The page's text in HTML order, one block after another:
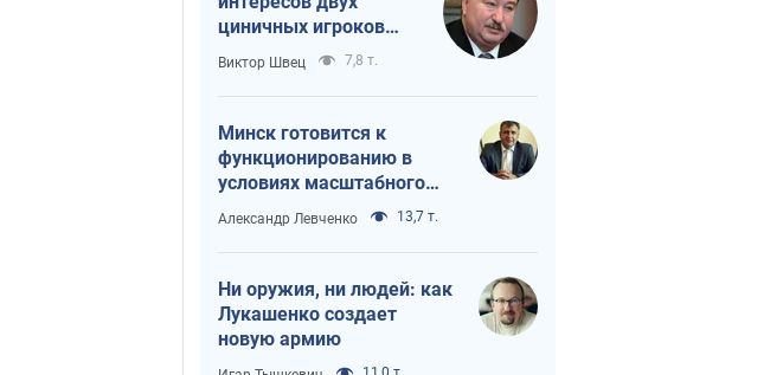
циничных игроков
или тайный план
Трампа и Путина?
Виктор Швец 7,8 т.
Минск готовится к
функционированию в
условиях масштабного
военного кризиса
Александр Левченко 13,7 т.
Ни оружия, ни людей: как
Лукашенко создает
новую армию